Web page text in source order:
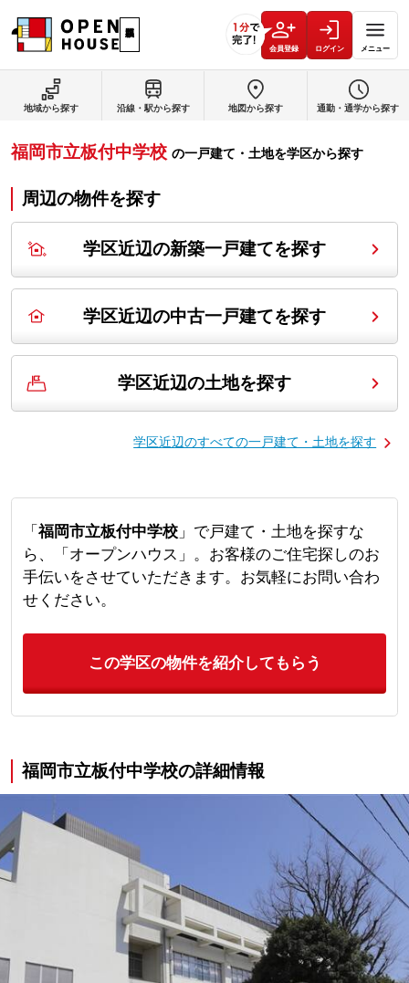
会員登録 ログイン メニュー
地域から探す 沿線・駅から探す 地図から探す 通勤・通学から探す
福岡市立板付中学校 の一戸建て・土地を学区から探す
周辺の物件を探す
学区近辺の新築一戸建てを探す
学区近辺の中古一戸建てを探す
学区近辺の土地を探す
学区近辺のすべての一戸建て・土地を探す
「福岡市立板付中学校」で戸建て・土地を探すな
ら、「オープンハウス」。お客様のご住宅探しのお
手伝いをさせていただきます。お気軽にお問い合わ
せください。
この学区の物件を紹介してもらう
福岡市立板付中学校の詳細情報